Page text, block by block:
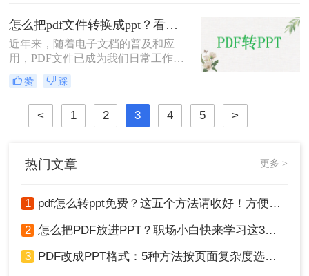
在本文中，我们将介绍二种简单高效
的方法，帮助您将PDF文件转换为
PPT，并解决怎么把pdf变成ppt的问
题。
怎么把pdf文件转换成ppt？看了就能学会的三种转换方法！
近年来，随着电子文档的普及和应
用，PDF文件已成为我们日常工作中
最常见的文档格式之一。然而，有时
我们会遇到将PDF文件转换为PPT文
件的需求。比如，在做演示文稿或进
行教学培训时，PPT文件更加灵活多
样，能够更好地展示内容和交流信
呢？接下来，让我为你详细介绍一
下。
赞 踩
< 1 2 3 4 5 >
热门文章 更多 >
1 pdf怎么转ppt免费？这五个方法请收好！方便又好用！
2 怎么把PDF放进PPT？职场小白快来学习这3种方法！
3 PDF改成PPT格式：5种方法按页面复杂度选择！